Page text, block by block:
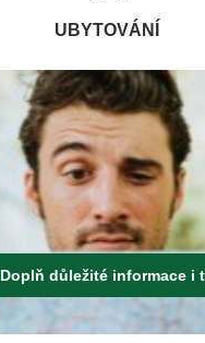
UBYTOVÁNÍ
Doplň důležité informace i